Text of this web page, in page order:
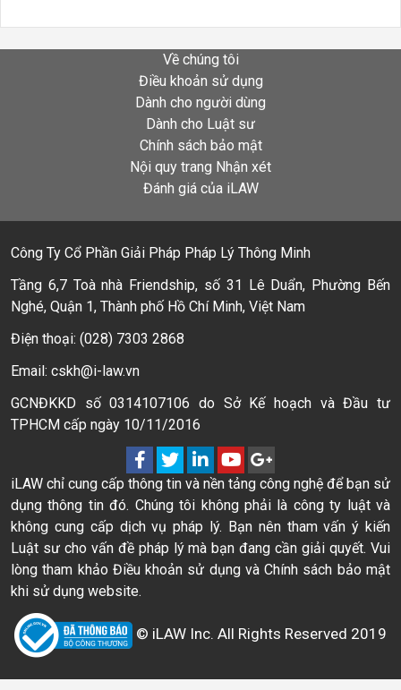
Về chúng tôi
Điều khoản sử dụng
Dành cho người dùng
Dành cho Luật sư
Chính sách bảo mật
Nội quy trang Nhận xét
Đánh giá của iLAW
Công Ty Cổ Phần Giải Pháp Pháp Lý Thông Minh
Tầng 6,7 Toà nhà Friendship, số 31 Lê Duẩn, Phường Bến
Nghé, Quận 1, Thành phố Hồ Chí Minh, Việt Nam
Điện thoại: (028) 7303 2868
Email: cskh@i-law.vn
GCNĐKKD số 0314107106 do Sở Kế hoạch và Đầu tư
TPHCM cấp ngày 10/11/2016
iLAW chỉ cung cấp thông tin và nền tảng công nghệ để bạn sử
dụng thông tin đó. Chúng tôi không phải là công ty luật và
không cung cấp dịch vụ pháp lý. Bạn nên tham vấn ý kiến
Luật sư cho vấn đề pháp lý mà bạn đang cần giải quyết. Vui
lòng tham khảo Điều khoản sử dụng và Chính sách bảo mật
khi sử dụng website.
© iLAW Inc. All Rights Reserved 2019